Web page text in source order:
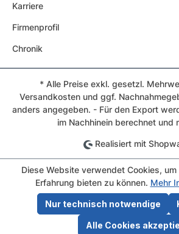
Karriere
Firmenprofil
Chronik
* Alle Preise exkl. gesetzl.
Versandkosten und ggf.
anders angegeben. - Für den Export
im Nachhinein berechnet und
Realisiert mit
Diese Website verwendet Cookies,
Erfahrung bieten zu können. Mehr
Nur technisch notwendige
Alle Cookies